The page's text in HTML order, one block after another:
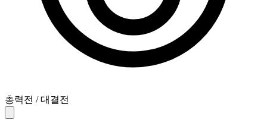
총력전 / 대결전